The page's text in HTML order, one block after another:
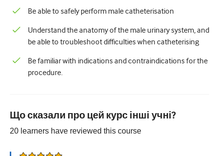
Процедурні навички
Професійні навички
Покращення якості
Дихальний
Be able to safely perform male catheterisation
Understand the anatomy of the male urinary system, and
be able to troubleshoot difficulties when catheterising
Be familiar with indications and contraindications for the
procedure.
Що сказали про цей курс інші учні?
20 learners have reviewed this course